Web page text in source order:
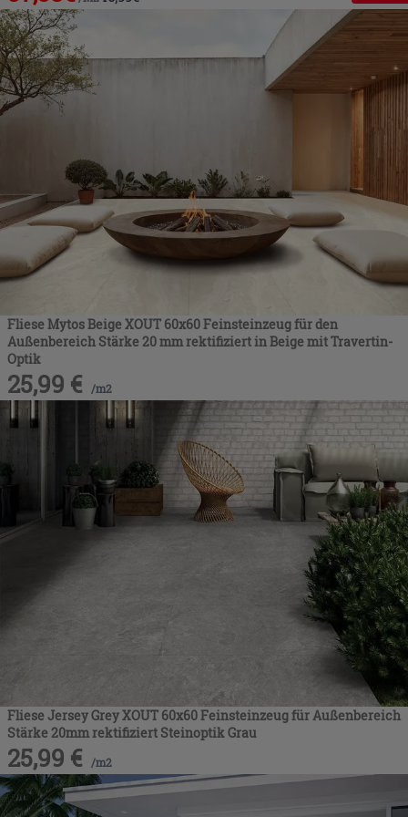
Fliese Mytos Beige XOUT 60x60 Feinsteinzeug für den
Außenbereich Stärke 20 mm rektifiziert in Beige mit Travertin-
Optik
25,99 € /m2
Fliese Jersey Grey XOUT 60x60 Feinsteinzeug für Außenbereich
Stärke 20mm rektifiziert Steinoptik Grau
25,99 € /m2